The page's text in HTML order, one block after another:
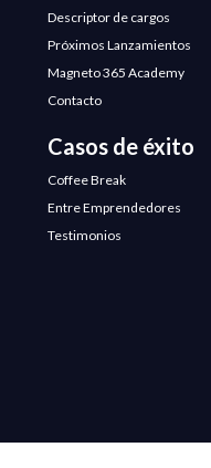
Descriptor de cargos
Próximos Lanzamientos
Magneto 365 Academy
Contacto
Casos de éxito
Coffee Break
Entre Emprendedores
Testimonios